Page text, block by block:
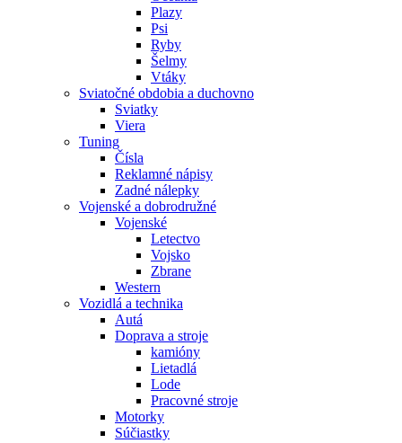
Plazy
Psi
Ryby
Šelmy
Vtáky
Sviatočné obdobia a duchovno
Sviatky
Viera
Tuning
Čísla
Reklamné nápisy
Zadné nálepky
Vojenské a dobrodružné
Vojenské
Letectvo
Vojsko
Zbrane
Western
Vozidlá a technika
Autá
Doprava a stroje
kamióny
Lietadlá
Lode
Pracovné stroje
Motorky
Súčiastky